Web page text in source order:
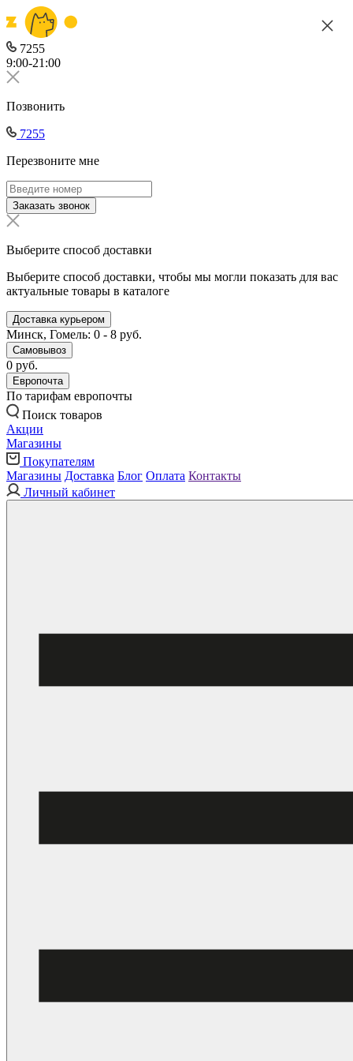
7255
9:00-21:00
Позвонить
7255
Перезвоните мне
Заказать звонок
Выберите способ доставки
Выберите способ доставки, чтобы мы могли показать для вас
актуальные товары в каталоге
Доставка курьером
Минск, Гомель: 0 - 8 руб.
Самовывоз
0 руб.
Европочта
По тарифам европочты
Поиск товаров
Акции
Магазины
Покупателям
Магазины Доставка Блог Оплата Контакты
Личный кабинет